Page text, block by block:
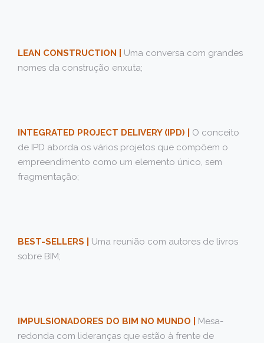
LEAN CONSTRUCTION |
Uma conversa com grandes
nomes da construção enxuta;
INTEGRATED PROJECT DELIVERY (IPD) | O conceito
de IPD aborda os vários projetos que compõem o
empreendimento como um elemento único, sem
fragmentação;
BEST-SELLERS |
Uma reunião com autores de livros
sobre BIM;
IMPULSIONADORES DO BIM NO MUNDO |
Mesa-
redonda com lideranças que estão à frente de